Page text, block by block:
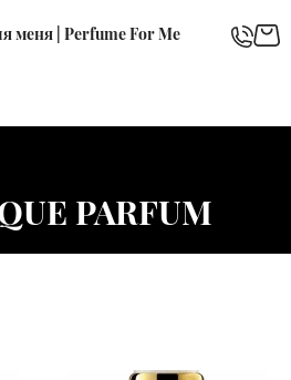
меня | Perfume For Me
PARFUM